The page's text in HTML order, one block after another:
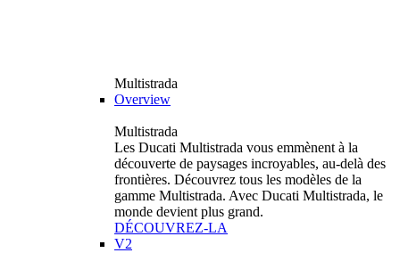
Multistrada
Overview
Multistrada
Les Ducati Multistrada vous emmènent à la
découverte de paysages incroyables, au-delà des
frontières. Découvrez tous les modèles de la
gamme Multistrada. Avec Ducati Multistrada, le
monde devient plus grand.
DÉCOUVREZ-LA
V2